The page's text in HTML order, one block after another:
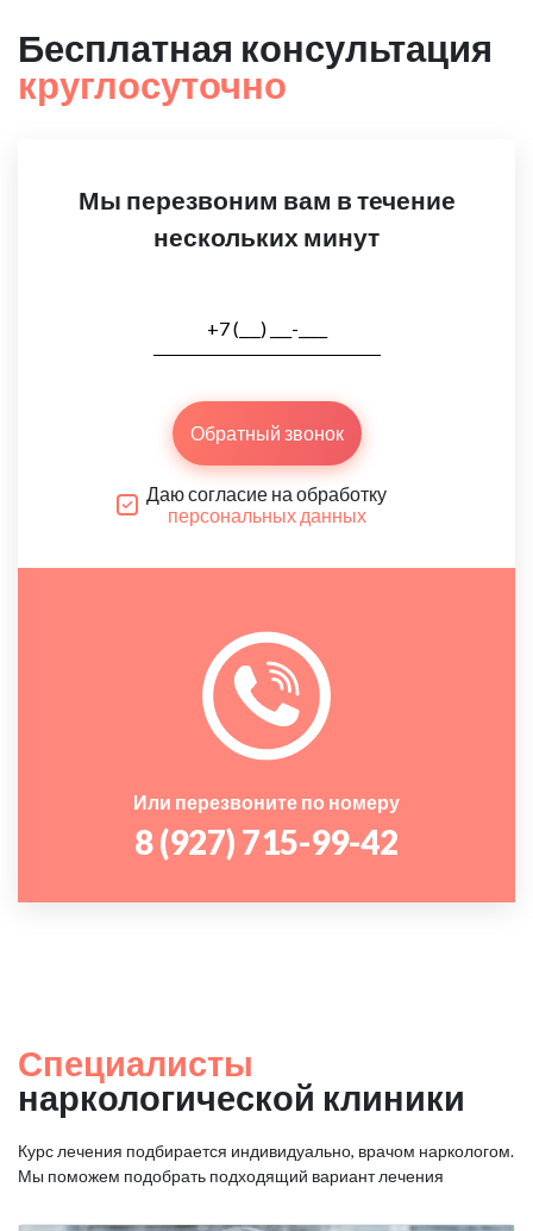
Бесплатная консультация
круглосуточно
Мы перезвоним вам в течение
нескольких минут
Обратный звонок
Даю согласие на обработку
персональных данных
Или перезвоните по номеру
8 (927) 715-99-42
Специалисты
наркологической клиники
Курс лечения подбирается индивидуально, врачом наркологом.
Мы поможем подобрать подходящий вариант лечения